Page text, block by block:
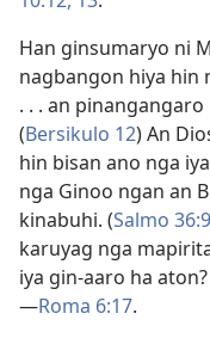
Han ginsumaryo ni
nagbangon hiya hin
. . . an pinangangaro
(Bersikulo 12) An
hin bisan ano nga
nga Ginoo ngan an
kinabuhi. (Salmo
karuyag nga
iya gin-aaro ha
—Roma 6:17.